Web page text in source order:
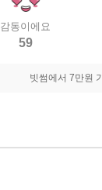
감동이에요
59
빗썸에서 7만원